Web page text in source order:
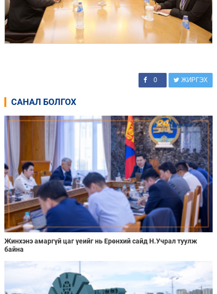
0 ЖИРГЭХ
САНАЛ БОЛГОХ
Жинхэнэ амаргүй цаг үеийг нь Ерөнхий сайд Н.Учрал туулж
байна